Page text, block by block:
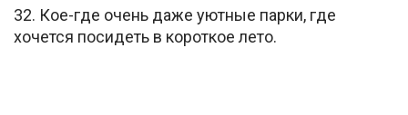
32. Кое-где очень даже уютные парки, где
хочется посидеть в короткое лето.